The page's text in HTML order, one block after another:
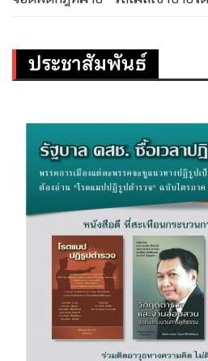
ประชาสัมพันธ์